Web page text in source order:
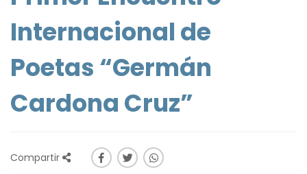
Internacional de
Poetas “Germán
Cardona Cruz”
Compartir